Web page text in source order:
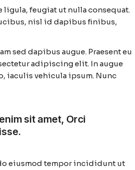
ligula, feugiat ut nulla consequat.
nisl id dapibus finibus,
sed dapibus augue. Praesent eu
adipiscing elit. In augue
iaculis vehicula ipsum. Nunc
sit amet, Orci
eiusmod tempor incididunt ut